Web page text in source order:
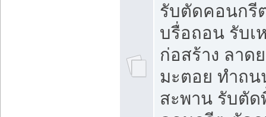
รับตัดคอนกรี
บรื่อถอน รับเ
ก่อสร้าง ลาด
มะตอย ทำถน
สะพาน รับตั